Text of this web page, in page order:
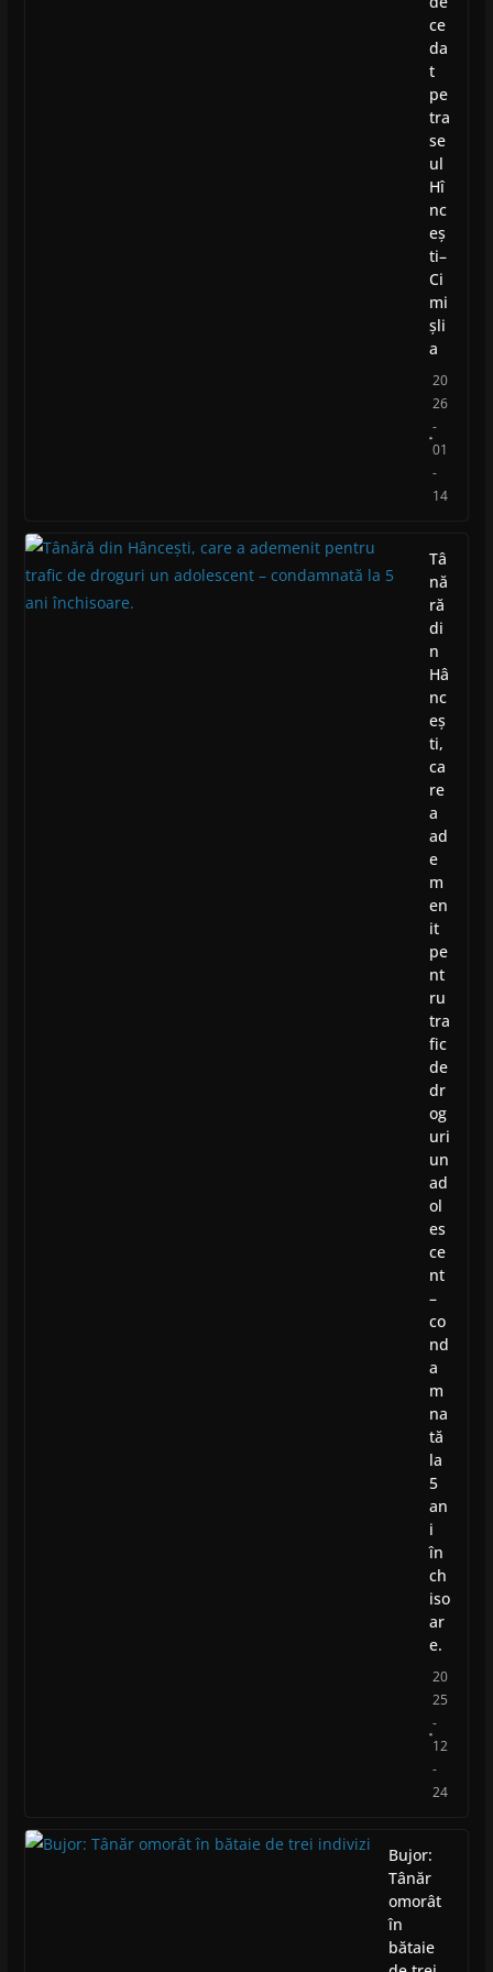
ce
da
t
pe
tra
se
ul
Hî
nc
eș
ti–
Ci
mi
șli
a
20
26
-
01
-
14
Tâ
nă
ră
di
n
Hâ
nc
eș
ti,
ca
re
a
ad
e
m
en
it
pe
nt
ru
tra
fic
de
dr
og
uri
un
ad
ol
es
ce
nt
–
co
nd
a
m
na
tă
la
5
an
i
în
ch
iso
ar
e.
20
25
-
12
-
24
Bujor:
Tânăr
omorât
în
bătaie